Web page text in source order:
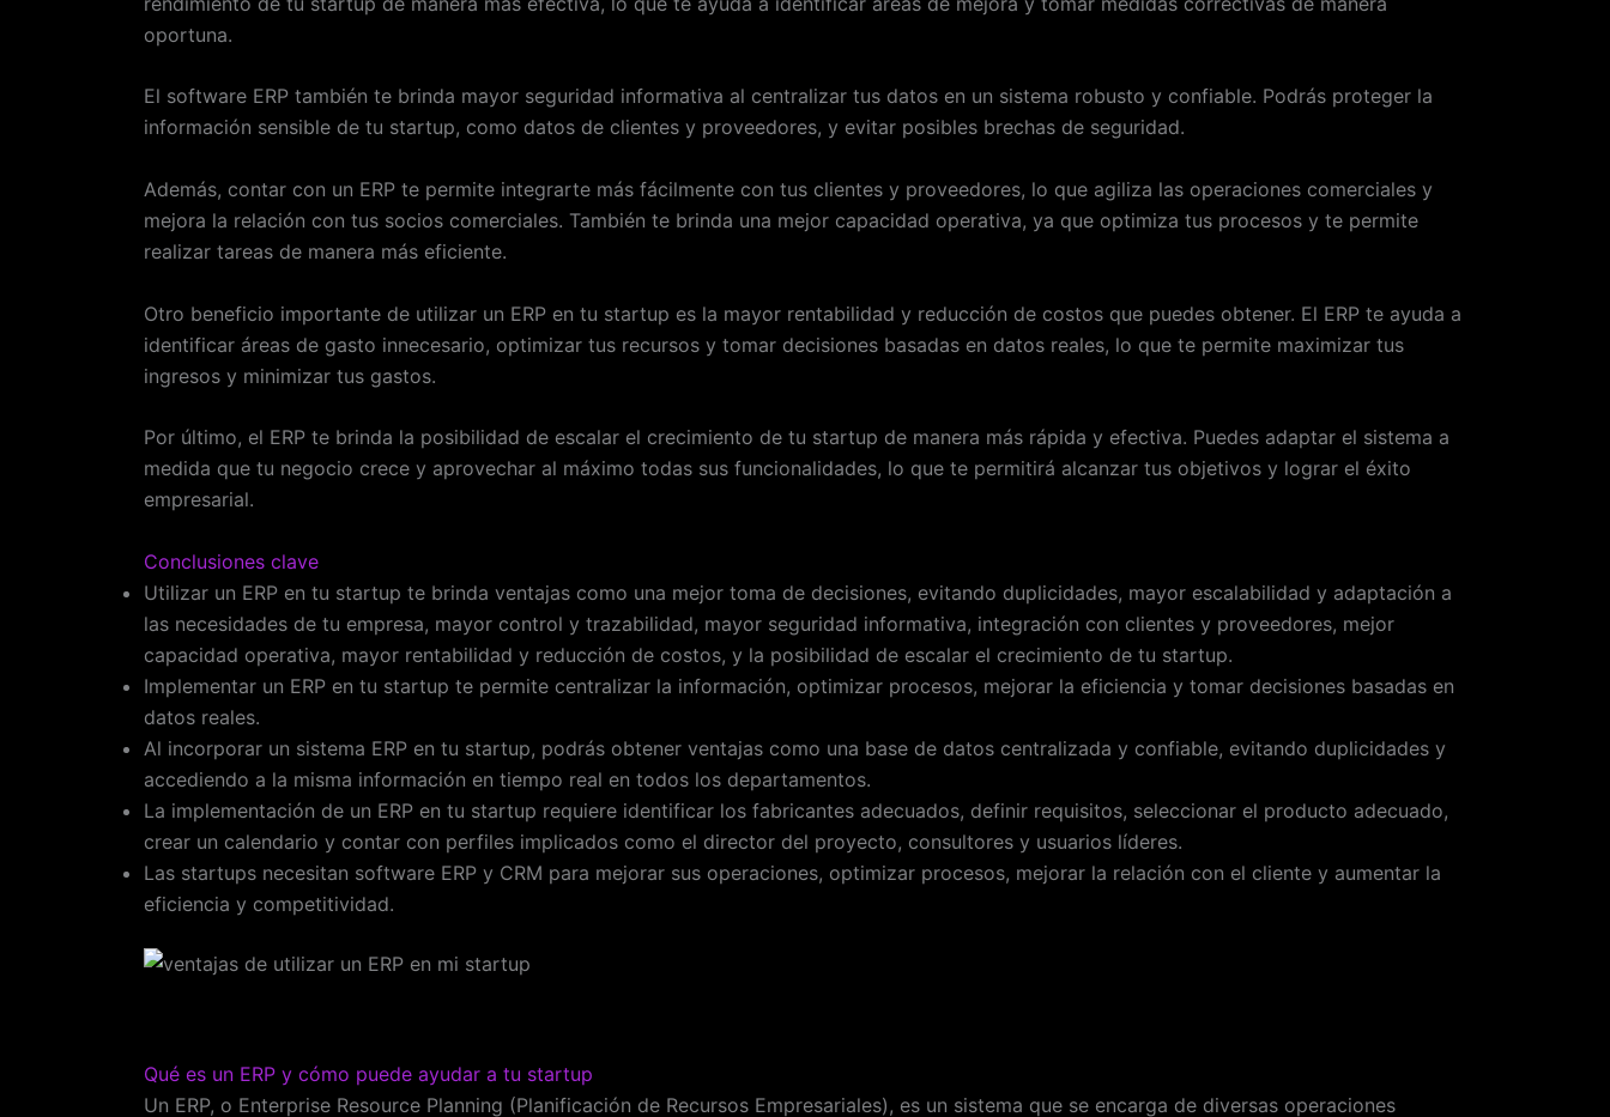
oportuna.
El software ERP también te brinda mayor seguridad informativa al centralizar tus datos en un sistema robusto y confiable. Podrás proteger la
información sensible de tu startup, como datos de clientes y proveedores, y evitar posibles brechas de seguridad.
Además, contar con un ERP te permite integrarte más fácilmente con tus clientes y proveedores, lo que agiliza las operaciones comerciales y
mejora la relación con tus socios comerciales. También te brinda una mejor capacidad operativa, ya que optimiza tus procesos y te permite
realizar tareas de manera más eficiente.
Otro beneficio importante de utilizar un ERP en tu startup es la mayor rentabilidad y reducción de costos que puedes obtener. El ERP te ayuda a
identificar áreas de gasto innecesario, optimizar tus recursos y tomar decisiones basadas en datos reales, lo que te permite maximizar tus
ingresos y minimizar tus gastos.
Por último, el ERP te brinda la posibilidad de escalar el crecimiento de tu startup de manera más rápida y efectiva. Puedes adaptar el sistema a
medida que tu negocio crece y aprovechar al máximo todas sus funcionalidades, lo que te permitirá alcanzar tus objetivos y lograr el éxito
empresarial.
Conclusiones clave
Utilizar un ERP en tu startup te brinda ventajas como una mejor toma de decisiones, evitando duplicidades, mayor escalabilidad y adaptación a
las necesidades de tu empresa, mayor control y trazabilidad, mayor seguridad informativa, integración con clientes y proveedores, mejor
capacidad operativa, mayor rentabilidad y reducción de costos, y la posibilidad de escalar el crecimiento de tu startup.
Implementar un ERP en tu startup te permite centralizar la información, optimizar procesos, mejorar la eficiencia y tomar decisiones basadas en
datos reales.
Al incorporar un sistema ERP en tu startup, podrás obtener ventajas como una base de datos centralizada y confiable, evitando duplicidades y
accediendo a la misma información en tiempo real en todos los departamentos.
La implementación de un ERP en tu startup requiere identificar los fabricantes adecuados, definir requisitos, seleccionar el producto adecuado,
crear un calendario y contar con perfiles implicados como el director del proyecto, consultores y usuarios líderes.
Las startups necesitan software ERP y CRM para mejorar sus operaciones, optimizar procesos, mejorar la relación con el cliente y aumentar la
eficiencia y competitividad.
Qué es un ERP y cómo puede ayudar a tu startup
Un ERP, o Enterprise Resource Planning (Planificación de Recursos Empresariales), es un sistema que se encarga de diversas operaciones